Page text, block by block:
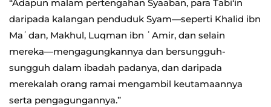
“Adapun malam pertengahan Syaaban, para Tabi‘in
daripada kalangan penduduk Syam—seperti Khalid ibn
Maʿdan, Makhul, Luqman ibn ʿAmir, dan selain
mereka—mengagungkannya dan bersungguh-
sungguh dalam ibadah padanya, dan daripada
merekalah orang ramai mengambil keutamaannya
serta pengagungannya.”